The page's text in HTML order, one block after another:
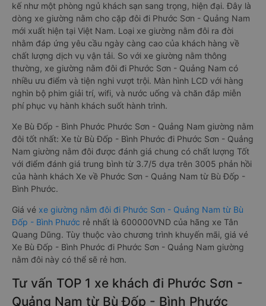
kế như một phòng ngủ khách sạn sang trọng, hiện đại. Đây là
dòng xe giường nằm cho cặp đôi đi Phước Sơn - Quảng Nam
mới xuất hiện tại Việt Nam. Loại xe giường nằm đôi ra đời
nhằm đáp ứng yêu cầu ngày càng cao của khách hàng về
chất lượng dịch vụ vận tải. So với xe giường nằm thông
thường, xe giường nằm đôi đi Phước Sơn - Quảng Nam có
nhiều ưu điểm và tiện nghi vượt trội. Màn hình LCD với hàng
nghìn bộ phim giải trí, wifi, và nước uống và chăn đắp miễn
phí phục vụ hành khách suốt hành trình.
Xe Bù Đốp - Bình Phước Phước Sơn - Quảng Nam giường nằm
đôi tốt nhất: Xe từ Bù Đốp - Bình Phước đi Phước Sơn - Quảng
Nam giường nằm đôi được đánh giá chung có chất lượng Tốt
với điểm đánh giá trung bình từ 3.7/5 dựa trên 3005 phản hồi
của hành khách Xe về Phước Sơn - Quảng Nam từ Bù Đốp -
Bình Phước.
Giá vé xe giường nằm đôi đi Phước Sơn - Quảng Nam từ Bù
Đốp - Bình Phước rẻ nhất là 600000VND của hãng xe Tân
Quang Dũng. Tùy thuộc vào chương trình khuyến mãi, giá vé
Xe Bù Đốp - Bình Phước đi Phước Sơn - Quảng Nam giường
nằm đôi này có thể sẽ rẻ hơn.
Tư vấn TOP 1 xe khách đi Phước Sơn -
Quảng Nam từ Bù Đốp - Bình Phước